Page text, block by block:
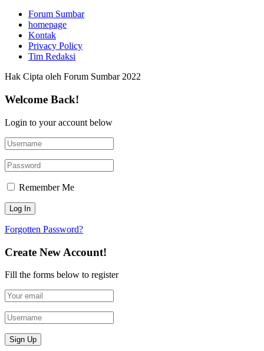
Forum Sumbar
homepage
Kontak
Privacy Policy
Tim Redaksi
Hak Cipta oleh Forum Sumbar 2022
Welcome Back!
Login to your account below
Remember Me
Forgotten Password?
Create New Account!
Fill the forms below to register